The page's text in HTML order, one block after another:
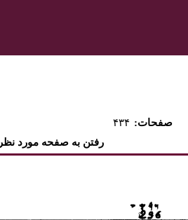
۴۳۴ :صفحات
رفتن به صفحه مورد نظر